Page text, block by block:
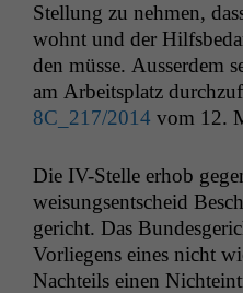
Stel­lung zu nehmen,
wohnt und der
den müsse. Ausser­dem
am Arbeit­splatz
8C_217/2014 vom 12.
Die IV-Stelle erhob
weisungsentscheid
gericht. Das
Vor­liegens eines nicht
Nachteils einen